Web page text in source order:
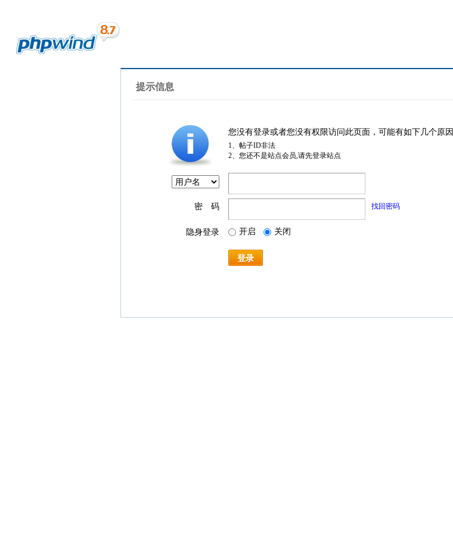
提示信息
您没有登录或者您没有权限访问此页面，可能有如下几个原因
1、帖子ID非法
2、您还不是站点会员,请先登录站点
密 码 找回密码
隐身登录 开启 关闭
登录